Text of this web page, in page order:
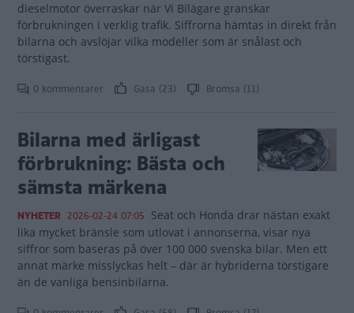
dieselmotor överraskar när Vi Bilägare granskar
förbrukningen i verklig trafik. Siffrorna hämtas in direkt från
bilarna och avslöjar vilka modeller som är snålast och
törstigast.
0 kommentarer Gasa (23) Bromsa (11)
Bilarna med ärligast
förbrukning: Bästa och
sämsta märkena
NYHETER 2026-02-24 07:05 Seat och Honda drar nästan exakt
lika mycket bränsle som utlovat i annonserna, visar nya
siffror som baseras på över 100 000 svenska bilar. Men ett
annat märke misslyckas helt – där är hybriderna törstigare
än de vanliga bensinbilarna.